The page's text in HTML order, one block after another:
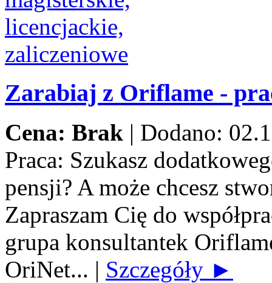
Zarabiaj z Oriflame -
Cena: Brak | Dodano:
Praca: Szukasz
pensji? A może chcesz
Zapraszam Cię do
grupa konsultantek
OriNet... | Szczegóły ►